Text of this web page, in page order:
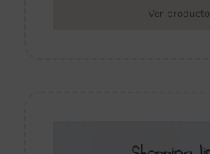
Ver producto